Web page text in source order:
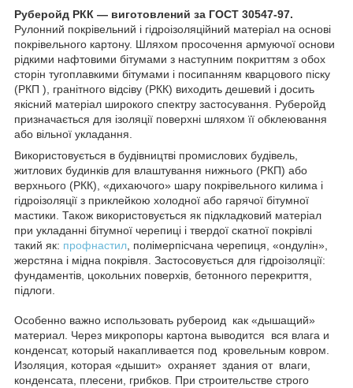
Руберойд РКК ― виготовлений за ГОСТ 30547-97.
Рулонний покрівельний і гідроізоляційний матеріал на основі
покрівельного картону. Шляхом просочення армуючої основи
рідкими нафтовими бітумами з наступним покриттям з обох
сторін тугоплавкими бітумами і посипанням кварцового піску
(РКП ), гранітного відсіву (РКК) виходить дешевий і досить
якісний матеріал широкого спектру застосування. Руберойд
призначається для ізоляції поверхні шляхом її обклеювання
або вільної укладання.
Використовується в будівництві промислових будівель,
житлових будинків для влаштування нижнього (РКП) або
верхнього (РКК), «дихаючого» шару покрівельного килима і
гідроізоляції з приклейкою холодної або гарячої бітумної
мастики. Також використовується як підкладковий матеріал
при укладанні бітумної черепиці і твердої скатної покрівлі
такий як: профнастил , полімерпісчана черепиця, «ондулін»,
жерстяна і мідна покрівля. Застосовується для гідроізоляції:
фундаментів, цокольних поверхів, бетонного перекриття,
підлоги.
Особенно важно использовать рубероид как «дышащий»
материал. Через микропоры картона выводится вся влага и
конденсат, который накапливается под кровельным ковром.
Изоляция, которая «дышит» охраняет здания от влаги,
конденсата, плесени, грибков. При строительстве строго